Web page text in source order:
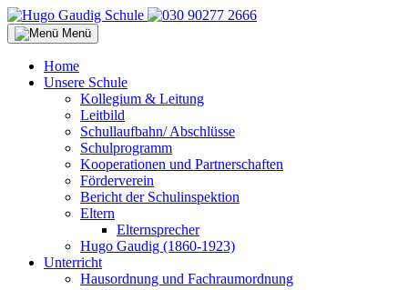
Menü
Home
Unsere Schule
Kollegium & Leitung
Leitbild
Schullaufbahn/ Abschlüsse
Schulprogramm
Kooperationen und Partnerschaften
Förderverein
Bericht der Schulinspektion
Eltern
Elternsprecher
Hugo Gaudig (1860-1923)
Unterricht
Hausordnung und Fachraumordnung